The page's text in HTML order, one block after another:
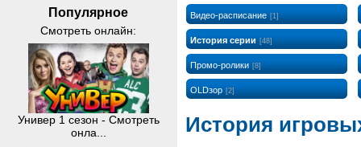
Популярное
Смотреть онлайн:
Универ 1 сезон - Смотреть
онла...
Видео-расписание [1]
История серии [48]
Промо-ролики [8]
OLDзор [2]
История